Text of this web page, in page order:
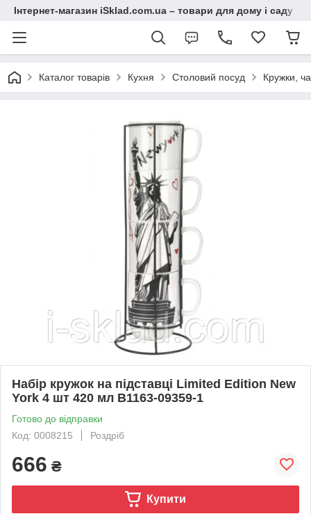
Інтернет-магазин iSklad.com.ua – товари для дому і саду
Каталог товарів Кухня Столовий посуд Кружки,
Набір кружок на підставці Limited Edition New
York 4 шт 420 мл B1163-09359-1
Готово до відправки
Код: 0008215
Роздріб
666 ₴
Купити